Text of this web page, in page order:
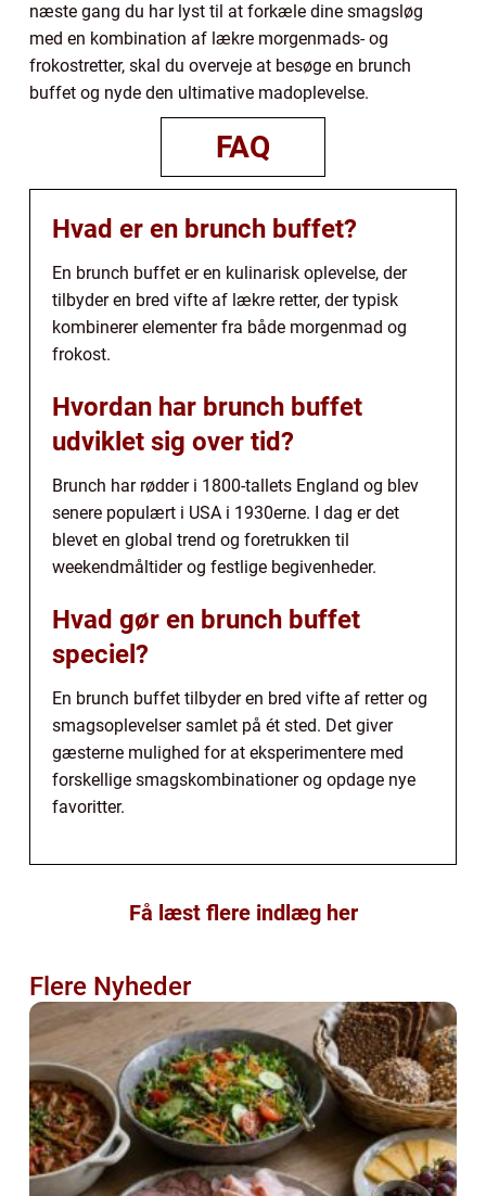
næste gang du har lyst til at forkæle dine smagsløg
med en kombination af lækre morgenmads- og
frokostretter, skal du overveje at besøge en brunch
buffet og nyde den ultimative madoplevelse.
FAQ
Hvad er en brunch buffet?
En brunch buffet er en kulinarisk oplevelse, der
tilbyder en bred vifte af lækre retter, der typisk
kombinerer elementer fra både morgenmad og
frokost.
Hvordan har brunch buffet
udviklet sig over tid?
Brunch har rødder i 1800-tallets England og blev
senere populært i USA i 1930erne. I dag er det
blevet en global trend og foretrukken til
weekendmåltider og festlige begivenheder.
Hvad gør en brunch buffet
speciel?
En brunch buffet tilbyder en bred vifte af retter og
smagsoplevelser samlet på ét sted. Det giver
gæsterne mulighed for at eksperimentere med
forskellige smagskombinationer og opdage nye
favoritter.
Få læst flere indlæg her
Flere Nyheder